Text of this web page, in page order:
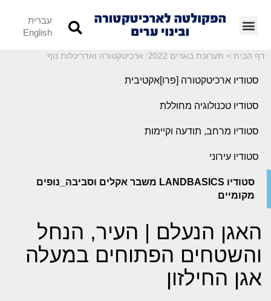
עברית
English
דף הבית > תערוכת בוגרים 2022: ארכיטקטורה ואדריכלות נוף
סטודיו ארכיטקטורה [פרו]אקטיבית
סטודיו טכנולוגיה מחוללת
סטודיו מרחב, תודעה וקיימות
סטודיו עירוני
סטודיו LANDBASICS משבר אקלים וסביבה_נופים
מקומיים
האגן הנעלם | העיר, הנחל
והשטחים הפתוחים במעלה
אגן החילזון